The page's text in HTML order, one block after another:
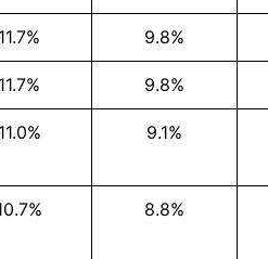
11.7% 9.8%
11.7% 9.8%
11.0% 9.1%
8.8%